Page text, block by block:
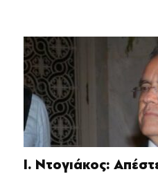
Ι. Ντογιάκος: